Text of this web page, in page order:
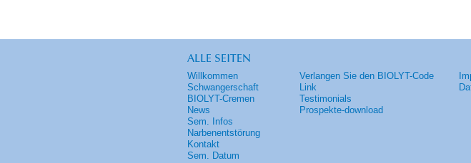
ALLE SEITEN
Willkommen
Schwangerschaft
BIOLYT-Cremen
News
Sem. Infos
Narbenentstörung
Kontakt
Sem. Datum
Verlangen Sie den BIOLYT-Code
Link
Testimonials
Prospekte-download